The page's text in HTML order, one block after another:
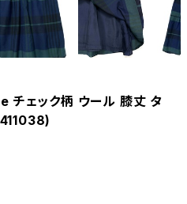
ェック柄 ウール 膝丈 タ